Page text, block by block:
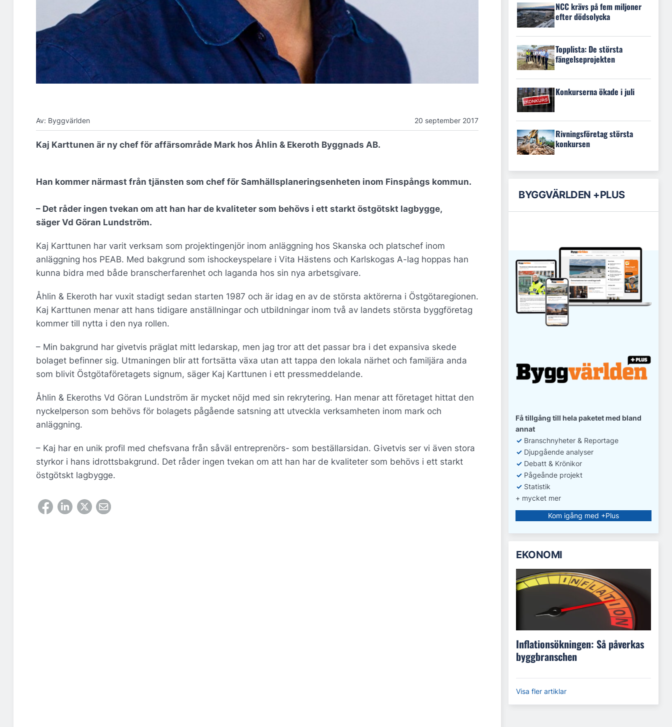
Av: Byggvärlden 20 september 2017
Kaj Karttunen är ny chef för affärsområde Mark hos Åhlin & Ekeroth Byggnads AB.
Han kommer närmast från tjänsten som chef för Samhällsplaneringsenheten inom Finspångs kommun.
– Det råder ingen tvekan om att han har de kvaliteter som behövs i ett starkt östgötskt lagbygge,
säger Vd Göran Lundström.
Kaj Karttunen har varit verksam som projektingenjör inom anläggning hos Skanska och platschef inom
anläggning hos PEAB. Med bakgrund som ishockeyspelare i Vita Hästens och Karlskogas A-lag hoppas han
kunna bidra med både branscherfarenhet och laganda hos sin nya arbetsgivare.
Åhlin & Ekeroth har vuxit stadigt sedan starten 1987 och är idag en av de största aktörerna i Östgötaregionen.
Kaj Karttunen menar att hans tidigare anställningar och utbildningar inom två av landets största byggföretag
kommer till nytta i den nya rollen.
– Min bakgrund har givetvis präglat mitt ledarskap, men jag tror att det passar bra i det expansiva skede
bolaget befinner sig. Utmaningen blir att fortsätta växa utan att tappa den lokala närhet och familjära anda
som blivit Östgötaföretagets signum, säger Kaj Karttunen i ett pressmeddelande.
Åhlin & Ekeroths Vd Göran Lundström är mycket nöjd med sin rekrytering. Han menar att företaget hittat den
nyckelperson som behövs för bolagets pågående satsning att utveckla verksamheten inom mark och
anläggning.
– Kaj har en unik profil med chefsvana från såväl entreprenörs- som beställarsidan. Givetvis ser vi även stora
styrkor i hans idrottsbakgrund. Det råder ingen tvekan om att han har de kvaliteter som behövs i ett starkt
östgötskt lagbygge.
NCC krävs på fem miljoner
efter dödsolycka
Topplista: De största
fängelseprojekten
Konkurserna ökade i juli
Rivningsföretag största
konkursen
BYGGVÄRLDEN +PLUS
Få tillgång till hela paketet med bland
annat
✓ Branschnyheter & Reportage
✓ Djupgående analyser
✓ Debatt & Krönikor
✓ Pågeånde projekt
✓ Statistik
+ mycket mer
Kom igång med +Plus
EKONOMI
Inflationsökningen: Så påverkas
byggbranschen
Visa fler artiklar